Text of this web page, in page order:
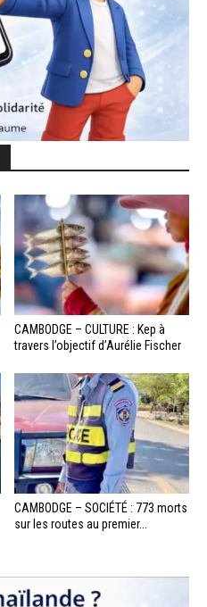
CAMBODGE – CULTURE : Kep à
travers l’objectif d’Aurélie Fischer
CAMBODGE – SOCIÉTÉ : 773 morts
sur les routes au premier...